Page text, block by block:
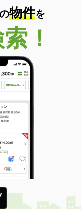
物件を
！